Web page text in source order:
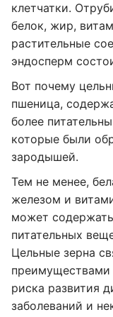
клетчатки.
белок, жир,
растительные
эндосперм
Вот почему
пшеница,
более
которые были
зародышей.
Тем не менее,
железом и
может
питательных
Цельные зерна
преимуществами
риска развития
заболеваний и